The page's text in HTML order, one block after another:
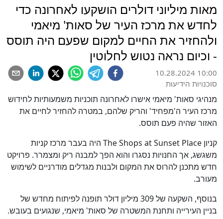
מאות מיליוני דולרים הושקעו לאחרונה כדי
לחדש את מרכז העיר של סאות' מיאמי
ולהחזיר את החיים למקום שפעם היה תוסס
- וכיום נראה נטוש לחלוטין
10.28.2024 10:00
סוכנויות הידיעות
מנהיגי סאות' מיאמי אישרו לאחרונה תוכניות משמעותיות לחידוש
מרכז העיר ה'מפחיד' והריק שלהם, במטרה להחזיר לחיים את
האזור שהיה פעם תוסס.
קניון The Shops at Sunset Place היה בעבר מרכז קניות
משגשג, אך החנויות נסגרו והוא הפך למבנה ריק ומצמרר. פרויקט
חדש מתכנן להרוס את המקום ולבנות מגדלים מודרניים לשימוש
מעורב.
בנוסף, השקעה של 309 מיליון דולר תופנה לפיתוח מחדש של
בניין העירייה ותחנת המשטרה של סאות' מיאמי, שנגועים בעובש.